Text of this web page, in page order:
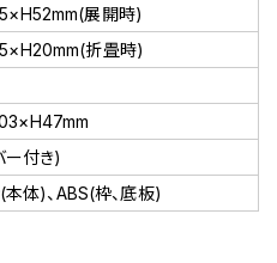
展開時)
折畳時)
ー付き)
本体)、ABS(枠、底板)